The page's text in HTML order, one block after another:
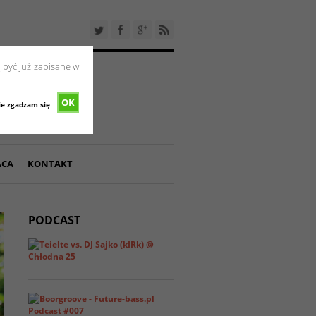
już zapisane w
OK
zgadzam się
KONTAKT
PODCAST